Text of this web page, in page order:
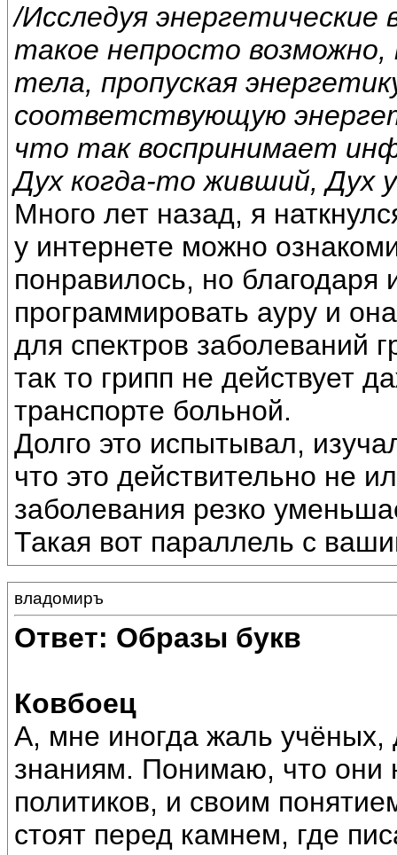
/Исследуя
такое непросто
тела, пропуская
соответствующую
что так воспринимает
Дух когда-то живший, Дух
Много лет назад, я
у интернете можно
понравилось, но
программировать ауру и
для спектров заболеваний
так то грипп не действует
транспорте больной.
Долго это испытывал,
что это действительно не
заболевания резко
Такая вот параллель с
владомиръ
Ответ: Образы букв
Ковбоец
А, мне иногда жаль учёных,
знаниям. Понимаю, что они
политиков, и своим
стоят перед камнем, где